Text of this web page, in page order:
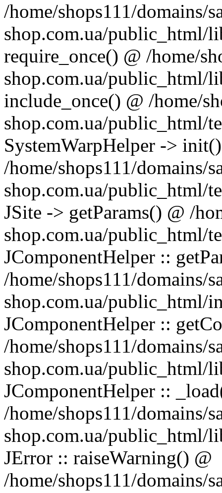
/home/shops111/domains/
shop.com.ua/public_html/
require_once() @ /home/
shop.com.ua/public_html/
include_once() @ /home/
shop.com.ua/public_html/
SystemWarpHelper ->
/home/shops111/domains/
shop.com.ua/public_html/
JSite -> getParams() @ /
shop.com.ua/public_html/
JComponentHelper ::
/home/shops111/domains/
shop.com.ua/public_html/
JComponentHelper ::
/home/shops111/domains/
shop.com.ua/public_html/
JComponentHelper ::
/home/shops111/domains/
shop.com.ua/public_html/
JError :: raiseWarning() @
/home/shops111/domains/